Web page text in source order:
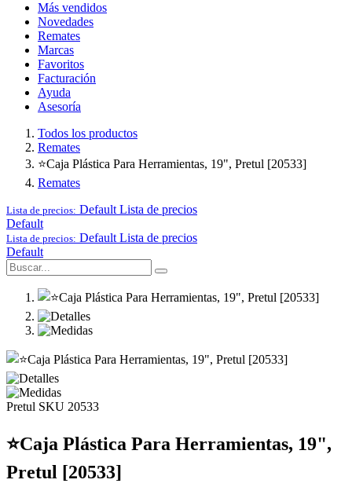
Más vendidos
Novedades
Remates
Marcas
Favoritos
Facturación
Ayuda
Asesoría
Todos los productos
Remates
⭐Caja Plástica Para Herramientas, 19", Pretul [20533]
Remates
Lista de precios: Default Lista de precios
Default
Lista de precios: Default Lista de precios
Default
Pretul SKU 20533
⭐Caja Plástica Para Herramientas, 19",
Pretul [20533]